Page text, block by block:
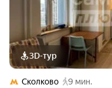
3D-тур
Сколково
9 мин.